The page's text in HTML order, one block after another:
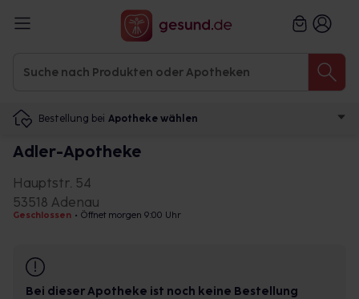
Bestellung bei Apotheke wählen
Adler-Apotheke
Hauptstr. 54
53518 Adenau
Geschlossen • Öffnet morgen 9:00 Uhr
Bei dieser Apotheke ist noch keine Bestellung